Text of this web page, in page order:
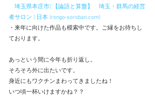
埼玉県本庄市| 【論語と算盤】　埼玉・群馬の経営
者サロン | 日本 (rongo-soroban.com)
・来年に向けた作品も模索中です。ご縁をお待ちし
ております。
あっという間に今年も折り返し。
そろそろ外に出たいです。
身近にもワクチンまわってきましたね！
いつ頃一杯いけますかね？？